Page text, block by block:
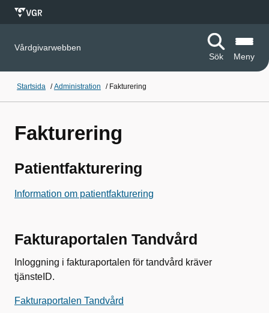
Vårdgivarwebben
Sök
Meny
Startsida /Administration / Fakturering
Fakturering
Patientfakturering
Information om patientfakturering
Fakturaportalen Tandvård
Inloggning i fakturaportalen för tandvård kräver
tjänsteID.
Fakturaportalen Tandvård